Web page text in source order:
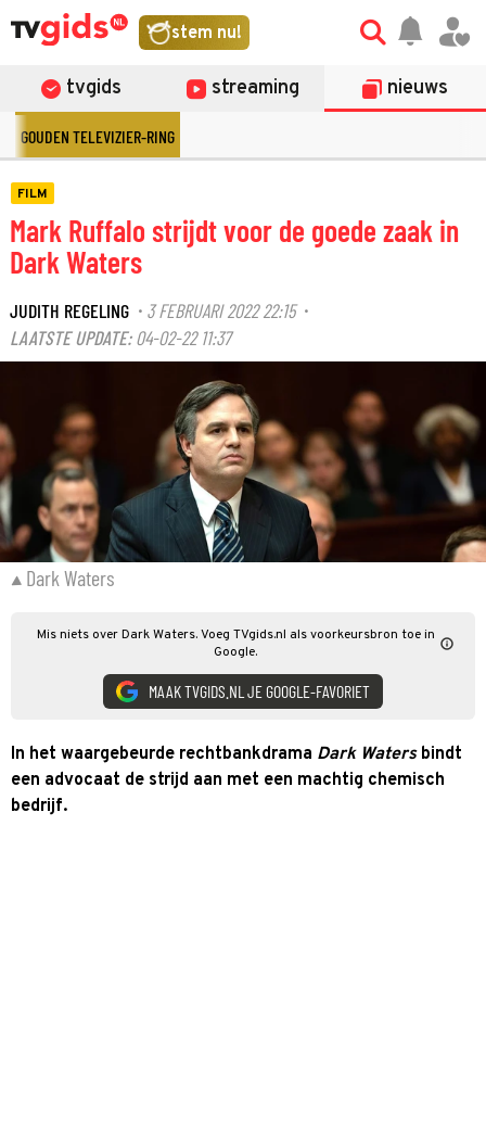
stem nu!
tvgids streaming nieuws
GOUDEN TELEVIZIER-RING
FILM
Mark Ruffalo strijdt voor de goede zaak in
Dark Waters
JUDITH REGELING · 3 FEBRUARI 2022 22:15·
LAATSTE UPDATE: 04-02-22 11:37
Dark Waters
Mis niets over Dark Waters. Voeg TVgids.nl als voorkeursbron toe in
Google.
MAAK TVGIDS.NL JE GOOGLE-FAVORIET
In het waargebeurde rechtbankdrama Dark Waters bindt
een advocaat de strijd aan met een machtig chemisch
bedrijf.